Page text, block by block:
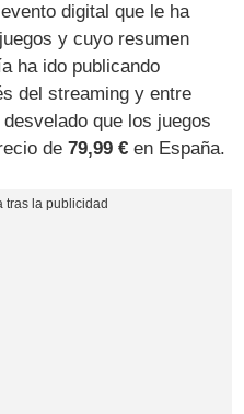
digital que le ha
y cuyo resumen
ha ido publicando
del streaming y entre
que los juegos
de79,99 € en España.